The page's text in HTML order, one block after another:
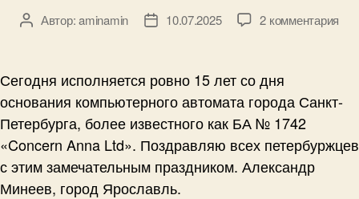
АвторАвтор:aminamin
Дата10.07.2025 2 комментария
10
Сегодня исполняется ровно 15 лет со дня
основания компьютерного автомата города Санкт-
Петербурга, более известного как БА № 1742
«Concern Anna Ltd». Поздравляю всех петербуржцев
с этим замечательным праздником. Александр
Минеев, город Ярославль.